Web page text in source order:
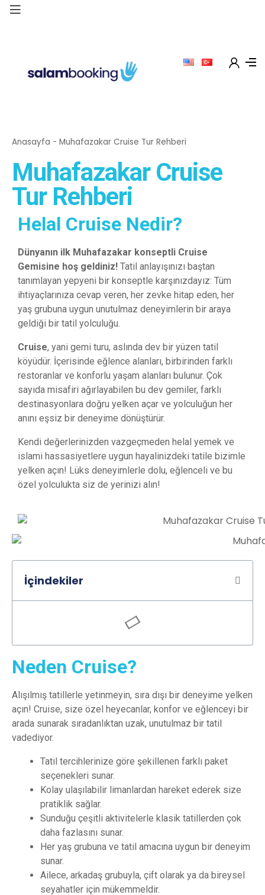
Anasayfa - Muhafazakar Cruise Tur Rehberi
Muhafazakar Cruise
Tur Rehberi
Helal Cruise Nedir?
Dünyanın ilk Muhafazakar konseptli Cruise
Gemisine hoş geldiniz! Tatil anlayışınızı baştan
tanımlayan yepyeni bir konseptle karşınızdayız: Tüm
ihtiyaçlarınıza cevap veren, her zevke hitap eden, her
yaş grubuna uygun unutulmaz deneyimlerin bir araya
geldiği bir tatil yolculuğu.
Cruise, yani gemi turu, aslında dev bir yüzen tatil
köyüdür. İçerisinde eğlence alanları, birbirinden farklı
restoranlar ve konforlu yaşam alanları bulunur. Çok
sayıda misafiri ağırlayabilen bu dev gemiler, farklı
destinasyonlara doğru yelken açar ve yolculuğun her
anını eşsiz bir deneyime dönüştürür.
Kendi değerlerinizden vazgeçmeden helal yemek ve
islami hassasiyetlere uygun hayalinizdeki tatile bizimle
yelken açın! Lüks deneyimlerle dolu, eğlenceli ve bu
özel yolculukta siz de yerinizi alın!
İçindekiler
Neden Cruise?
Alışılmış tatillerle yetinmeyin, sıra dışı bir deneyime yelken
açın! Cruise, size özel heyecanlar, konfor ve eğlenceyi bir
arada sunarak sıradanlıktan uzak, unutulmaz bir tatil
vadediyor.
Tatil tercihlerinize göre şekillenen farklı paket
seçenekleri sunar.
Kolay ulaşılabilir limanlardan hareket ederek size
pratiklik sağlar.
Sunduğu çeşitli aktivitelerle klasik tatillerden çok
daha fazlasını sunar.
Her yaş grubuna ve tatil amacına uygun bir deneyim
sunar.
Ailece, arkadaş grubuyla, çift olarak ya da bireysel
seyahatler için mükemmeldir.